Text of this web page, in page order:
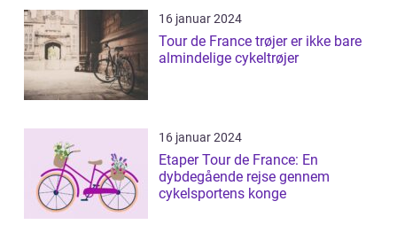
16 januar 2024
Tour de France trøjer er ikke bare
almindelige cykeltrøjer
16 januar 2024
Etaper Tour de France: En
dybdegående rejse gennem
cykelsportens konge